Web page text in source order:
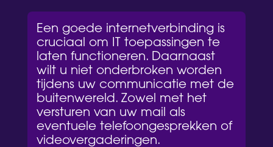
Een goede internetverbinding is
cruciaal om IT toepassingen te
laten functioneren. Daarnaast
wilt u niet onderbroken worden
tijdens uw communicatie met de
buitenwereld. Zowel met het
versturen van uw mail als
eventuele telefoongesprekken of
videovergaderingen.